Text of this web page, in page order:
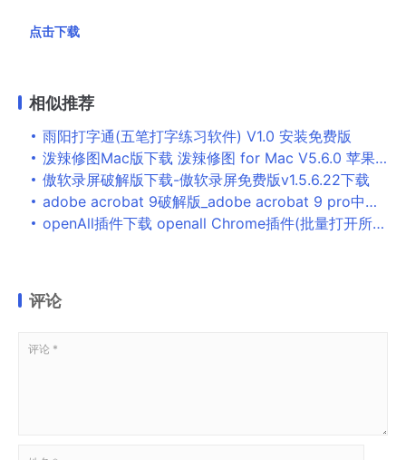
点击下载
相似推荐
雨阳打字通(五笔打字练习软件) V1.0 安装免费版
泼辣修图Mac版下载 泼辣修图 for Mac V5.6.0 苹果电脑版
傲软录屏破解版下载-傲软录屏免费版v1.5.6.22下载
adobe acrobat 9破解版_adobe acrobat 9 pro中文破解版
openAll插件下载 openall Chrome插件(批量打开所有浏览器书签) v1.1 免费版
评论